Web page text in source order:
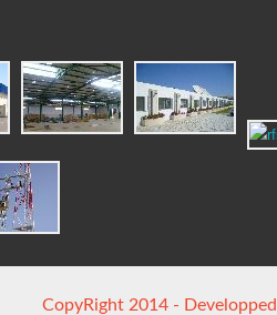
CopyRight 2014 -